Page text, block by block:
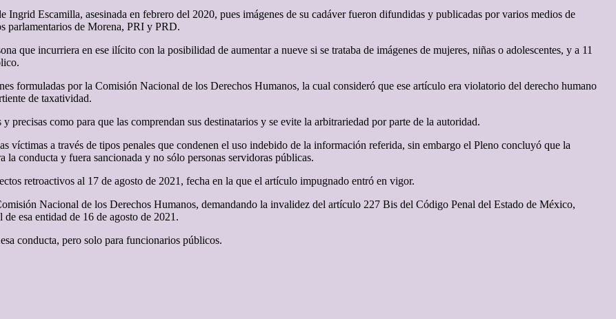
Escamilla, asesinada en febrero del 2020, pues imágenes de su cadáver fueron difundidas y publicadas por varios medios de
parlamentarios de Morena, PRI y PRD.
que incurriera en ese ilícito con la posibilidad de aumentar a nueve si se trataba de imágenes de mujeres, niñas o adolescentes, y a 11
formuladas por la Comisión Nacional de los Derechos Humanos, la cual consideró que ese artículo era violatorio del derecho humano
de taxatividad.
precisas como para que las comprendan sus destinatarios y se evite la arbitrariedad por parte de la autoridad.
víctimas a través de tipos penales que condenen el uso indebido de la información referida, sin embargo el Pleno concluyó que la
conducta y fuera sancionada y no sólo personas servidoras públicas.
retroactivos al 17 de agosto de 2021, fecha en la que el artículo impugnado entró en vigor.
Nacional de los Derechos Humanos, demandando la invalidez del artículo 227 Bis del Código Penal del Estado de México,
esa entidad de 16 de agosto de 2021.
conducta, pero solo para funcionarios públicos.